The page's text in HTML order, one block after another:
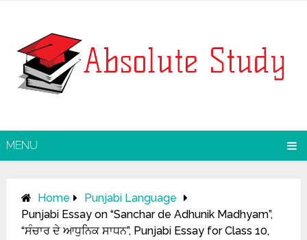
MENU
Home
Punjabi Language
Punjabi Essay on “Sanchar de Adhunik Madhyam”,
“ਸੰਚਾਰ ਦੇ ਆਧੁਨਿਕ ਸਾਧਨ”, Punjabi Essay for Class 10,